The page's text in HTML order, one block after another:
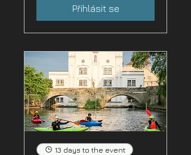
Přihlásit se
13 days to the event